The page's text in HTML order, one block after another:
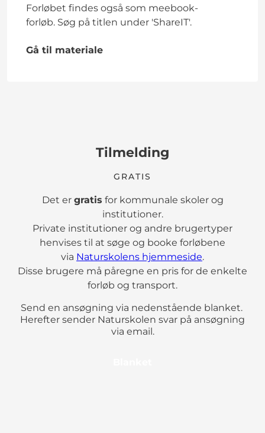
Forløbet findes også som meebook-
forløb. Søg på titlen under 'ShareIT'.
Gå til materiale
Tilmelding
GRATIS
Det er gratis for kommunale skoler og
institutioner.
Private institutioner og andre brugertyper
henvises til at søge og booke forløbene
via Naturskolens hjemmeside.
Disse brugere må påregne en pris for de enkelte
forløb og transport.
Send en ansøgning via nedenstående blanket.
Herefter sender Naturskolen svar på ansøgning
via email.